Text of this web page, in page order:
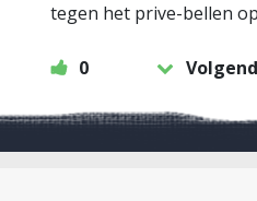
tegen het prive-bellen
0